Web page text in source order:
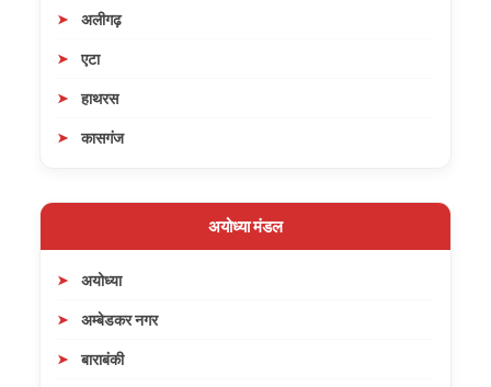
अलीगढ़
एटा
हाथरस
कासगंज
अयोध्या मंडल
अयोध्या
अम्बेडकर नगर
बाराबंकी